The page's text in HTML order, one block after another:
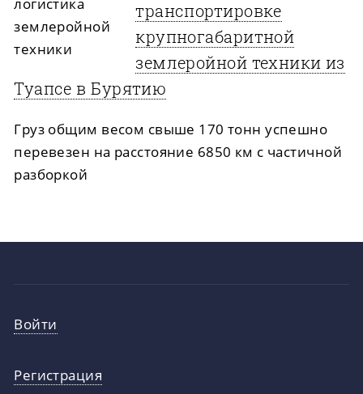
транспортировке
крупногабаритной
землеройной техники из
Туапсе в Бурятию
Груз общим весом свыше 170 тонн успешно
перевезен на расстояние 6850 км с частичной
разборкой
Войти
Регистрация